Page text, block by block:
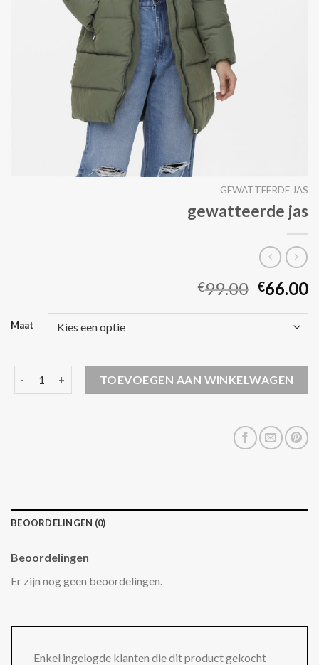
GEWATTEERDE JAS
gewatteerde jas
€99.00 €66.00
Maat
TOEVOEGEN AAN WINKELWAGEN
BEOORDELINGEN (0)
Beoordelingen
Er zijn nog geen beoordelingen.
Enkel ingelogde klanten die dit product gekocht